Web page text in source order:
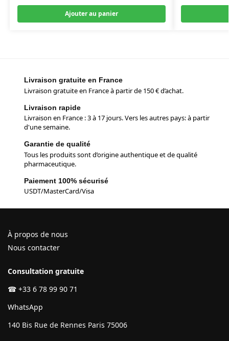
Ajouter au panier
Livraison gratuite en France
Livraison gratuite en France à partir de 150 € d’achat.
Livraison rapide
Livraison en France : 3 à 17 jours. Vers les autres pays: à partir
d'une semaine.
Garantie de qualité
Tous les produits sont d’origine authentique et de qualité
pharmaceutique.
Paiement 100% sécurisé
USDT/MasterCard/Visa
À propos de nous
Nous contacter
Consultation gratuite
☎ +33 6 78 99 90 71
WhatsApp
140 Bis Rue de Rennes Paris 75006